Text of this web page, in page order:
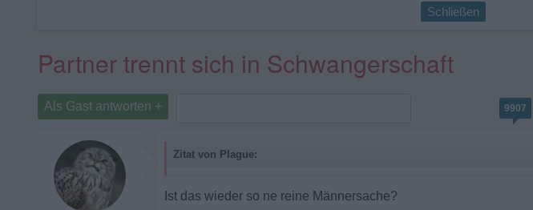
Schließen
Partner trennt sich in Schwangerschaft
Als Gast antworten + 9907
Zitat von Plague:
Ist das wieder so ne reine Männersache?